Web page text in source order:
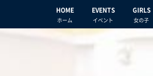
HOME
ホーム
EVENTS
イベント
GIRLS
女の子